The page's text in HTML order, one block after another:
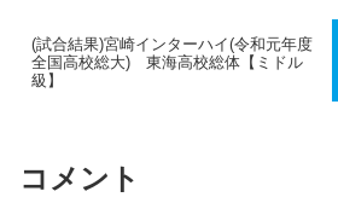
(試合結果)宮崎インターハイ(令和元年度
全国高校総大) 東海高校総体【ミドル
級】
コメント